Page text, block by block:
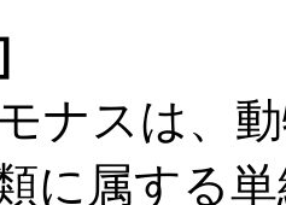
ナスは、
に属する